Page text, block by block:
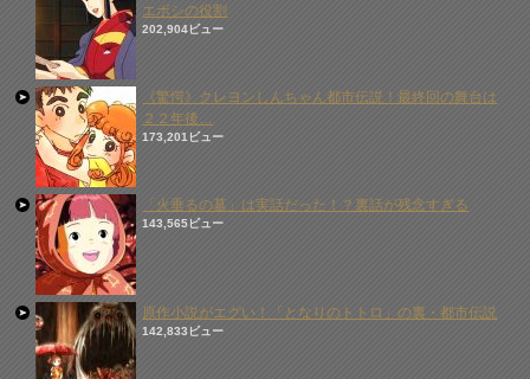
エボシの役割
202,904ビュー
《驚愕》クレヨンしんちゃん都市伝説！最終回の舞台は
２２年後…
173,201ビュー
「火垂るの墓」は実話だった！？裏話が残念すぎる
143,565ビュー
原作小説がエグい！「となりのトトロ」の裏・都市伝説
142,833ビュー